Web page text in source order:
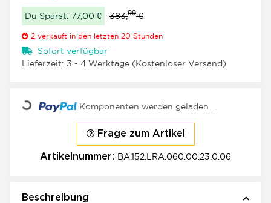
Du Sparst: 77,00 € 383,99€
2 verkauft in den letzten 20 Stunden
Sofort verfügbar
Lieferzeit: 3 - 4 Werktage (Kostenloser Versand)
Loading... Komponenten werden geladen ...
Frage zum Artikel
Artikelnummer: BA.152.LRA.060.00.23.0.06
Beschreibung